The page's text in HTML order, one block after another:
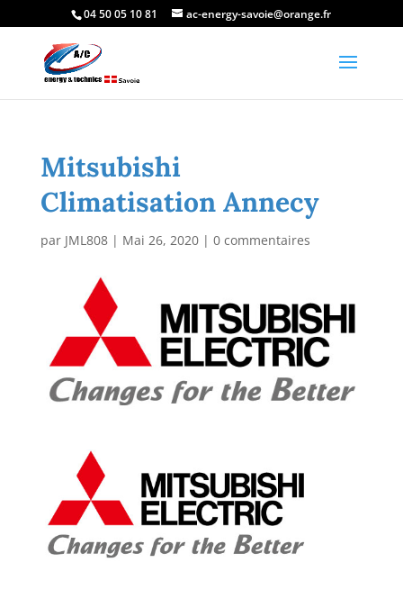
04 50 05 10 81 ac-energy-savoie@orange.fr
Mitsubishi
Climatisation Annecy
par JML808| Mai 26, 2020| 0 commentaires